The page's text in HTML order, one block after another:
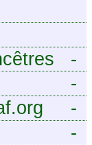
-
-
-
-